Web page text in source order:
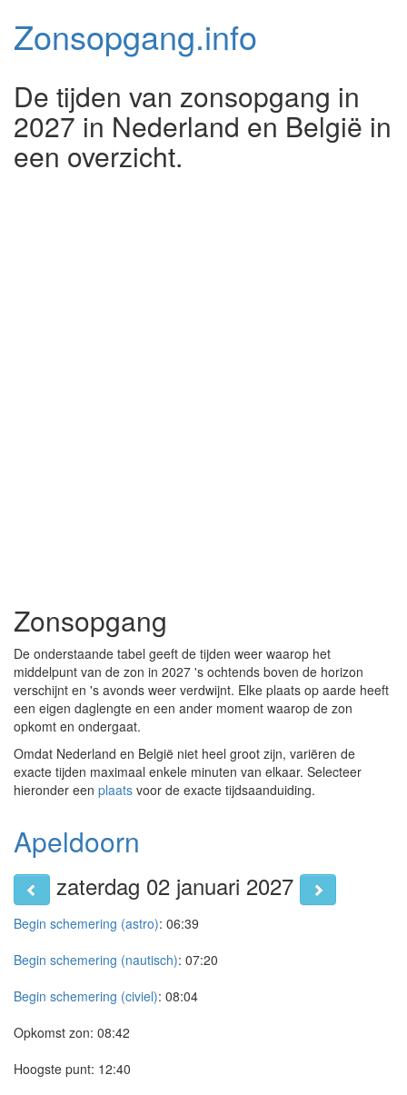
Zonsopgang.info
De tijden van zonsopgang in
2027 in Nederland en België in
een overzicht.
Zonsopgang
De onderstaande tabel geeft de tijden weer waarop het
middelpunt van de zon in 2027 's ochtends boven de horizon
verschijnt en 's avonds weer verdwijnt. Elke plaats op aarde heeft
een eigen daglengte en een ander moment waarop de zon
opkomt en ondergaat.
Omdat Nederland en België niet heel groot zijn, variëren de
exacte tijden maximaal enkele minuten van elkaar. Selecteer
hieronder een plaats voor de exacte tijdsaanduiding.
Apeldoorn
zaterdag 02 januari 2027
Begin schemering (astro): 06:39
Begin schemering (nautisch): 07:20
Begin schemering (civiel): 08:04
Opkomst zon: 08:42
Hoogste punt: 12:40